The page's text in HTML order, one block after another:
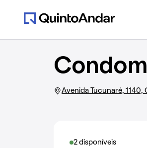
Avenida Tucunaré,
2 disponíveis